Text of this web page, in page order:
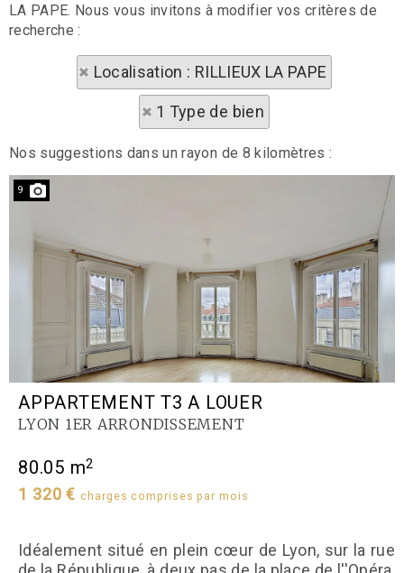
LA PAPE. Nous vous invitons à modifier vos critères de
recherche :
Localisation : RILLIEUX LA PAPE
1 Type de bien
Nos suggestions dans un rayon de 8 kilomètres :
9
APPARTEMENT T3 A LOUER
LYON 1ER ARRONDISSEMENT
80.05 m2
1 320 € charges comprises par mois
Idéalement situé en plein cœur de Lyon, sur la rue